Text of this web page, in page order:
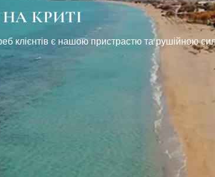
НА КРИТІ
клієнтів є нашою пристрастю та рушійною